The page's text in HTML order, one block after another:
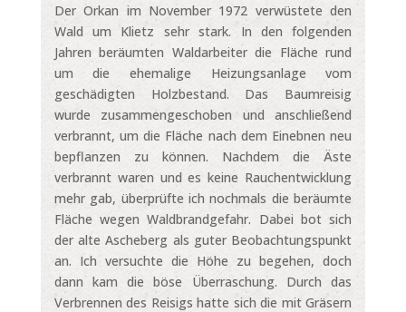
Der Orkan im November 1972 verwüstete den
Wald um Klietz sehr stark. In den folgenden
Jahren beräumten Waldarbeiter die Fläche rund
um die ehemalige Heizungsanlage vom
geschädigten Holzbestand. Das Baumreisig
wurde zusammengeschoben und anschließend
verbrannt, um die Fläche nach dem Einebnen neu
bepflanzen zu können. Nachdem die Äste
verbrannt waren und es keine Rauchentwicklung
mehr gab, überprüfte ich nochmals die beräumte
Fläche wegen Waldbrandgefahr. Dabei bot sich
der alte Ascheberg als guter Beobachtungspunkt
an. Ich versuchte die Höhe zu begehen, doch
dann kam die böse Überraschung. Durch das
Verbrennen des Reisigs hatte sich die mit Gräsern